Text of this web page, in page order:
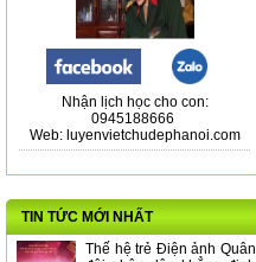
Nhận lịch học cho con:
0945188666
Web: luyenvietchudephanoi.com
TIN TỨC MỚI NHẤT
Thế hệ trẻ Điện ảnh Quân